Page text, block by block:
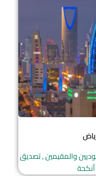
والمقيمين , تصديق